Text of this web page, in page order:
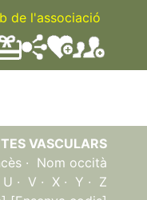
de l'associació
VASCULARS
· Nom occità
U · V · X · Y · Z